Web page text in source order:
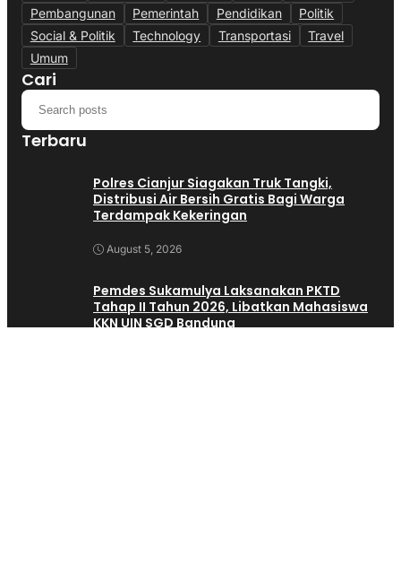
Pembangunan
Pemerintah Pendidikan
Politik
Social & Politik
Technology Transportasi
Travel
Umum
Cari
Terbaru
Polres Cianjur Siagakan Truk Tangki,
Distribusi Air Bersih Gratis Bagi Warga
Terdampak Kekeringan
August 5, 2026
Pemdes Sukamulya Laksanakan PKTD
Tahap II Tahun 2026, Libatkan Mahasiswa
KKN UIN SGD Bandung